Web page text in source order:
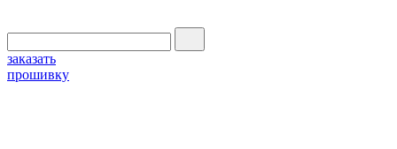
заказать
прошивку